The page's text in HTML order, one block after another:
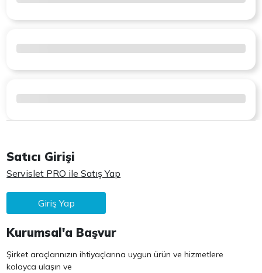
Satıcı Girişi
Servislet PRO ile Satış Yap
Giriş Yap
Kurumsal'a Başvur
Şirket araçlarınızın ihtiyaçlarına uygun ürün ve hizmetlere
kolayca ulaşın ve